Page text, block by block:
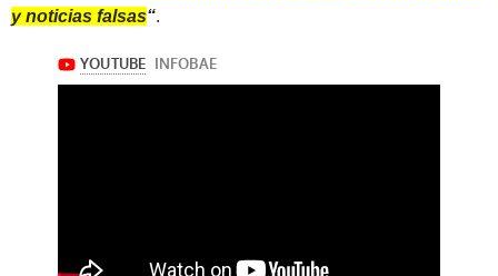
y noticias falsas“.